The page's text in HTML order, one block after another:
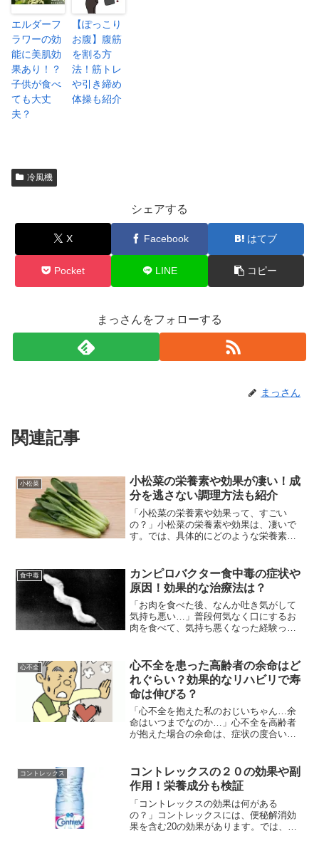
エルダーフ
ラワーの効
能に美肌効
果あり！？
子供が食べ
ても大丈
夫？
【ぽっこり
お腹】腹筋
を割る方
法！筋トレ
や引き締め
体操も紹介
冷風機
シェアする
X Facebook はてブ
Pocket LINE コピー
まっさんをフォローする
まっさん
関連記事
小松菜
小松菜の栄養素や効果が凄い！成
分を逃さない調理方法も紹介
「小松菜の栄養素や効果って、すごい
の？」小松菜の栄養素や効果は、凄いで
す。では、具体的にどのような栄養素が
成分を逃さない調理方法は？などの疑問
解決策を紹介します!
食中毒
カンピロバクター食中毒の症状や
原因！効果的な治療法は？
「お肉を食べた後、なんか吐き気がして
気持ち悪い…」普段何気なく口にするお
肉を食べて、気持ち悪くなった経験って
てこの病気になるのでしょうか？そこで
今回は、 カンピロバクタ...
心不全
心不全を患った高齢者の余命はど
れぐらい？効果的なリハビリで寿
命は伸びる？
「心不全を抱えた私のおじいちゃん…余
命はいつまでなのか…」心不全を高齢者
が抱えた場合の余命は、症状の度合いに
いるのです。では、そのリハビリはなん
なのでしょうか？心不全を...
コントレックス
コントレックスの２０の効果や副
作用！栄養成分も検証
「コントレックスの効果は何がある
の？」コントレックスには、便秘解消効
果を含む20の効果があります。では、副